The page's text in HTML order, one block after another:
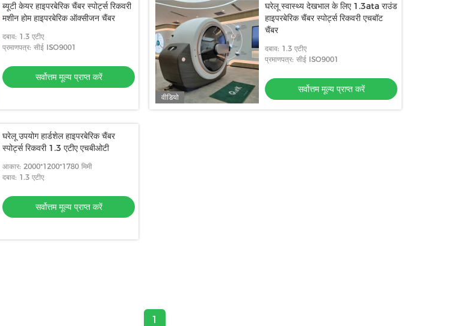
ब्यूटी केयर हाइपरबेरिक चैंबर स्पोर्ट्स रिकवरी
मशीन होम हाइपरबेरिक ऑक्सीजन चैंबर
दबाव: 1.3 एटीए
प्रमाणपत्र: सीई ISO9001
सर्वोत्तम मूल्य प्राप्त करें
वीडियो
घरेलू स्वास्थ्य देखभाल के लिए 1.3ata राउंड
हाइपरबेरिक चैंबर स्पोर्ट्स रिकवरी एचबॉट
चैंबर
दबाव: 1.3 एटीए
प्रमाणपत्र: सीई ISO9001
सर्वोत्तम मूल्य प्राप्त करें
घरेलू उपयोग हार्डशेल हाइपरबेरिक चैंबर
स्पोर्ट्स रिकवरी 1.3 एटीए एचबीओटी
आकार: 2000*1200*1780 मिमी
दबाव: 1.3 एटीए
सर्वोत्तम मूल्य प्राप्त करें
1